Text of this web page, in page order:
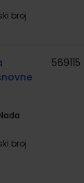
broj
broj
569115